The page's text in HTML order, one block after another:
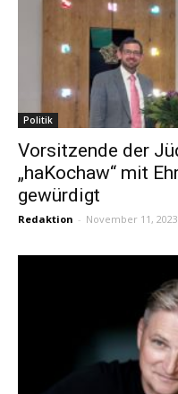
Politik
Vorsitzende der
„haKochaw“ mit
gewürdigt
Redaktion - November 11, 2023